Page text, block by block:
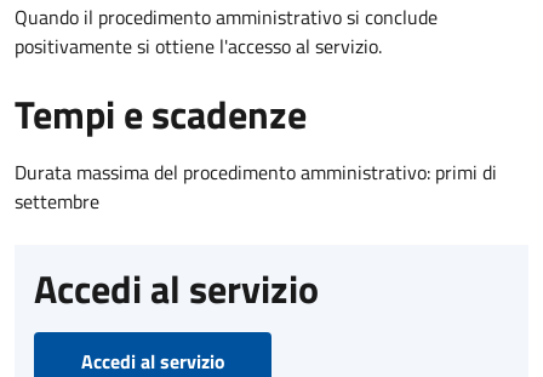
Quando il procedimento amministrativo si conclude
positivamente si ottiene l'accesso al servizio.
Tempi e scadenze
Durata massima del procedimento amministrativo: primi di
settembre
Accedi al servizio
Accedi al servizio